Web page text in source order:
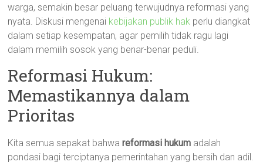
warga, semakin besar peluang terwujudnya reformasi yang
nyata. Diskusi mengenai kebijakan publik hak perlu diangkat
dalam setiap kesempatan, agar pemilih tidak ragu lagi
dalam memilih sosok yang benar-benar peduli.
Reformasi Hukum:
Memastikannya dalam
Prioritas
Kita semua sepakat bahwareformasi hukum adalah
pondasi bagi terciptanya pemerintahan yang bersih dan adil.